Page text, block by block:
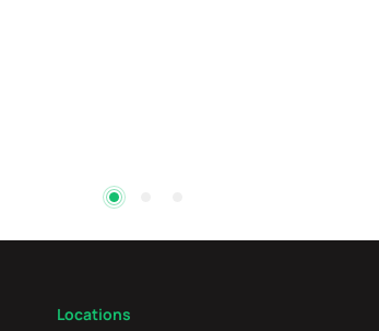
Locations